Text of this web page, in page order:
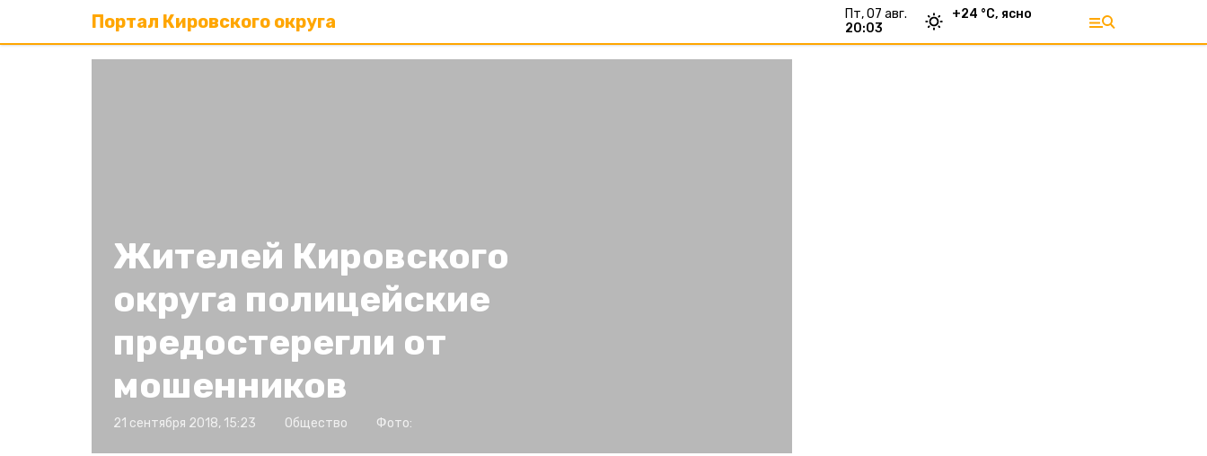
Портал Кировского округа
пт, 07 авг.
20:03
+24 °С, ясно
Жителей Кировского
округа полицейские
предостерегли от
мошенников
21 сентября 2018, 15:23 Общество Фото: